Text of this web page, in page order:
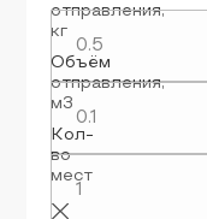
отправления,
кг
Объём
отправления,
м3
Кол-
во
мест